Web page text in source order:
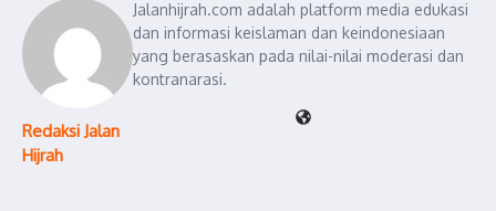
Redaksi Jalan
Hijrah
Jalanhijrah.com adalah platform media edukasi
dan informasi keislaman dan keindonesiaan
yang berasaskan pada nilai-nilai moderasi dan
kontranarasi.